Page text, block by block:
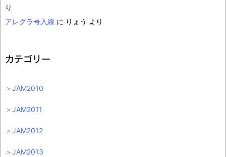
り
アレグラ号入線 に りょう より
カテゴリー
＞JAM2010
＞JAM2011
＞JAM2012
＞JAM2013